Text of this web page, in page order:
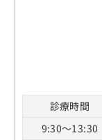
診療時間
9:30～13:30